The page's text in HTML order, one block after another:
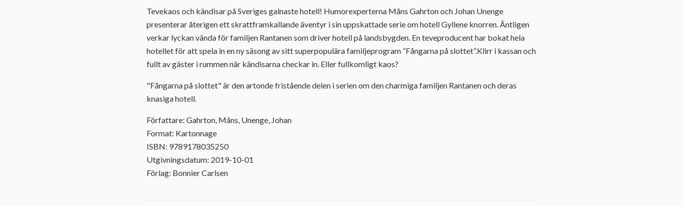
Tevekaos och kändisar på Sveriges galnaste hotell! Humorexperterna Måns Gahrton och Johan Unenge
presenterar återigen ett skrattframkallande äventyr i sin uppskattade serie om hotell Gyllene knorren. Äntligen
verkar lyckan vända för familjen Rantanen som driver hotell på landsbygden. En teveproducent har bokat hela
hotellet för att spela in en ny säsong av sitt superpopulära familjeprogram ”Fångarna på slottet”.Klirr i kassan och
fullt av gäster i rummen när kändisarna checkar in. Eller fullkomligt kaos?
"Fångarna på slottet" är den artonde fristående delen i serien om den charmiga familjen Rantanen och deras
knasiga hotell.
Författare: Gahrton, Måns, Unenge, Johan
Format: Kartonnage
ISBN: 9789178035250
Utgivningsdatum: 2019-10-01
Förlag: Bonnier Carlsen